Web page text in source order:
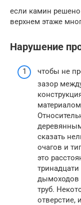
если камин решено
верхнем этаже
Нарушение
чтобы не
зазор
сказать
очагов и
это
дымоходов
труб.
отверстие,